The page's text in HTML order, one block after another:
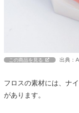
この商品を見る 出典：
フロスの素材には、ナ
があります。